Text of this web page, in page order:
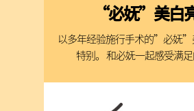
“必妩”美白
以多年经验施行手术的”必妩”
特别。 和必妩一起感受满足